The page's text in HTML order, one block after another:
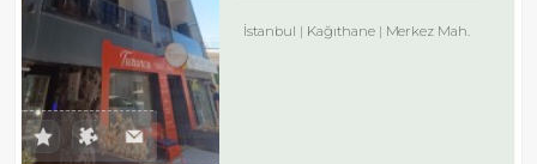
İstanbul Kağıthane Merkez Mah.